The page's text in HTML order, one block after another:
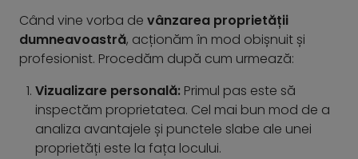
Când vine vorba de vânzarea proprietății
dumneavoastră, acționăm în mod obișnuit și
profesionist. Procedăm după cum urmează:
Vizualizare personală: Primul pas este să
inspectăm proprietatea. Cel mai bun mod de a
analiza avantajele și punctele slabe ale unei
proprietăți este la fața locului.